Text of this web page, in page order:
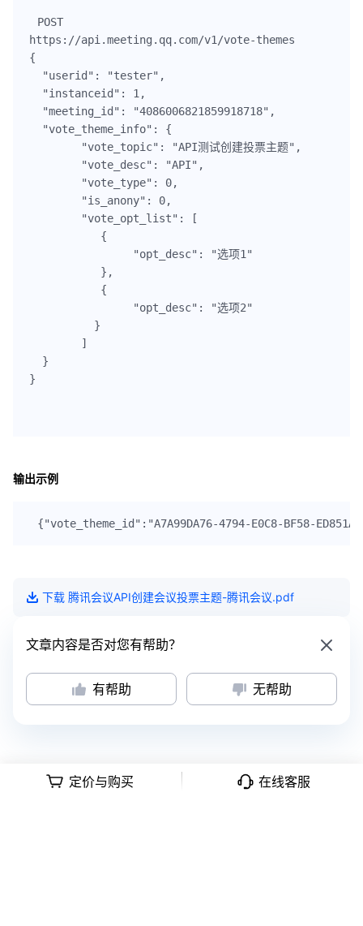
POST
https://api.meeting.qq.com/v1/vote-themes
{
  "userid": "tester",
  "instanceid": 1,
  "meeting_id": "4086006821859918718",
  "vote_theme_info": {
  }
}
输出示例
下载 腾讯会议API创建会议投票主题-腾讯会议.pdf
文章内容是否对您有帮助？
有帮助 无帮助
定价与购买 在线客服